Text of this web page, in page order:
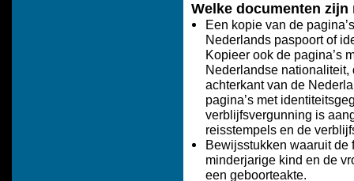
Welke documenten
Een kopie van de
Nederlands paspoort of
Kopieer ook de pagina’s
Nederlandse
achterkant van de
pagina’s met
verblijfsvergunning is
reisstempels en de
Bewijsstukken waaruit de
minderjarige kind en de
een geboorteakte.